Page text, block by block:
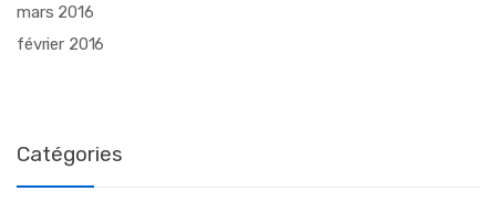
mars 2016
février 2016
Catégories